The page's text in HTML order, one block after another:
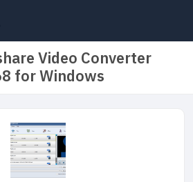
Video Converter
for Windows